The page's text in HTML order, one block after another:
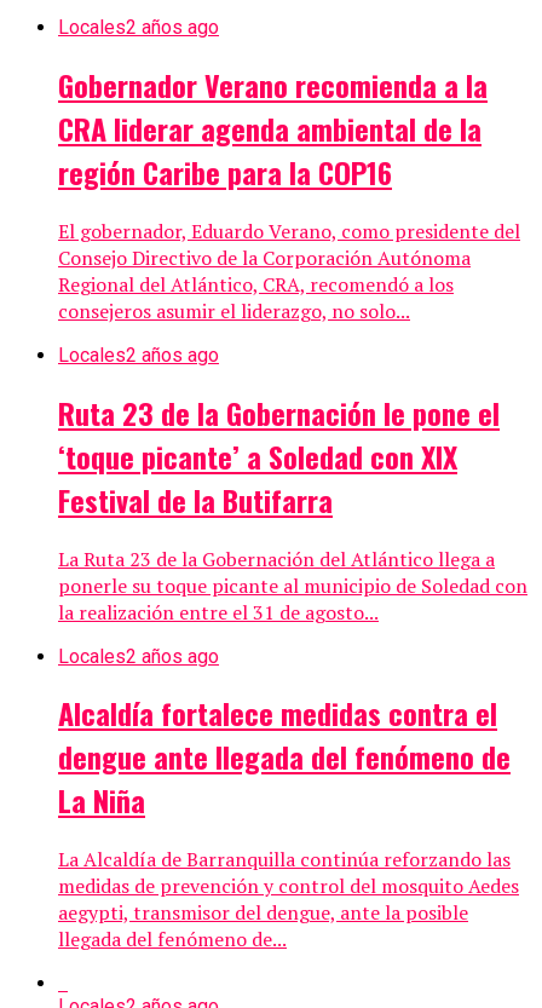
Locales2 años ago
Gobernador Verano recomienda a la
CRA liderar agenda ambiental de la
región Caribe para la COP16
El gobernador, Eduardo Verano, como presidente del
Consejo Directivo de la Corporación Autónoma
Regional del Atlántico, CRA, recomendó a los
consejeros asumir el liderazgo, no solo...
Locales2 años ago
Ruta 23 de la Gobernación le pone el
‘toque picante’ a Soledad con XIX
Festival de la Butifarra
La Ruta 23 de la Gobernación del Atlántico llega a
ponerle su toque picante al municipio de Soledad con
la realización entre el 31 de agosto...
Locales2 años ago
Alcaldía fortalece medidas contra el
dengue ante llegada del fenómeno de
La Niña
La Alcaldía de Barranquilla continúa reforzando las
medidas de prevención y control del mosquito Aedes
aegypti, transmisor del dengue, ante la posible
llegada del fenómeno de...